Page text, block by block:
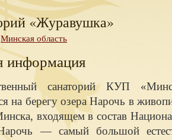
«Журавушка»
Минская область
информация
санаторий КУП
на берегу озера Нарочь в
входящем в состав
— самый большой